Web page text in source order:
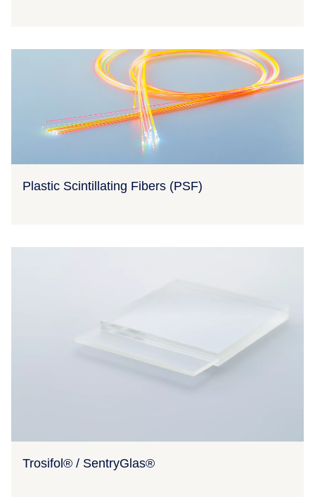
Plastic Scintillating Fibers (PSF)
Trosifol® / SentryGlas®